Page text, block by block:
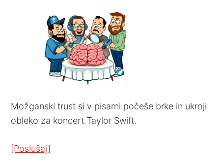
Možganski trust si v pisarni počeše brke in ukroji
obleko za koncert Taylor Swift.
[Poslušaj]